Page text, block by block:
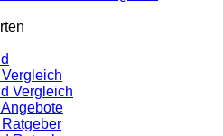
Vergleich